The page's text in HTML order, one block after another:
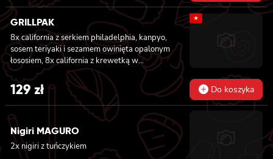
GRILLPAK
8x california z serkiem philadelphia, kanpyo,
sosem teriyaki i sezamem owinięta opalonym
łososiem, 8x california z krewetką w
tempurze, majonezem lekko pikantnym,
ogórkiem, sezamem i masago, 6x futomaki z
pieczonym łososiem, serkiem philadelphia,
awokado, ogórkiem, kanpyo i sałatą, sosem
teriyaki i sezamem, 6x futomaki z surimi,
kanpyo i ogórkiem, 6x futomaki z krewetką w
tempurze, ogórkiem, sałatą i majonezem
lekko pikantnym, 8x maki z ogórkiem
★
129 zł Do koszyka
Nigiri MAGURO
2x nigiri z tuńczykiem